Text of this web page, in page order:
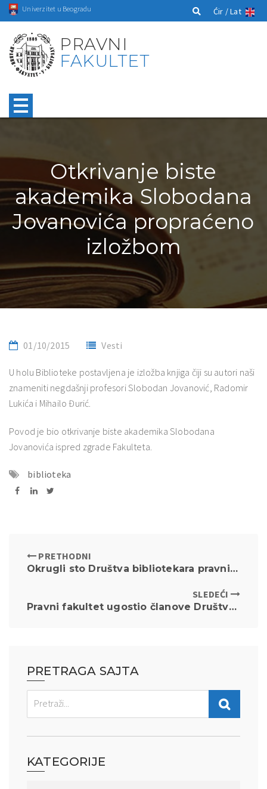
Univerzitet u Beogradu Ćir /Lat
PRAVNI
FAKULTET
Otkrivanje biste
akademika Slobodana
Jovanovića propraćeno
izložbom
01/10/2015 Vesti
U holu Biblioteke postavljena je izložba knjiga čiji su autori naši
znameniti negdašnji profesori Slobodan Jovanović, Radomir
Lukića i Mihailo Đurić.
Povod je bio otkrivanje biste akademika Slobodana
Jovanovića ispred zgrade Fakulteta.
biblioteka
PRETHODNI
Okrugli sto Društva bibliotekara pravnih i srodnih biblioteka Jugoistočne Evrope u Neumu
SLEDEĆI
Pravni fakultet ugostio članove Društva bibliotekara pravnih i srodnih biblioteka Jugoistočne Evrope
PRETRAGA SAJTA
KATEGORIJE